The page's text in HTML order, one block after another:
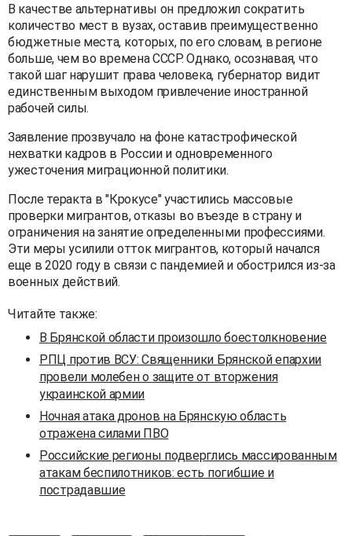
В качестве альтернативы он предложил сократить
количество мест в вузах, оставив преимущественно
бюджетные места, которых, по его словам, в регионе
больше, чем во времена СССР. Однако, осознавая, что
такой шаг нарушит права человека, губернатор видит
единственным выходом привлечение иностранной
рабочей силы.
Заявление прозвучало на фоне катастрофической
нехватки кадров в России и одновременного
ужесточения миграционной политики.
После теракта в "Крокусе" участились массовые
проверки мигрантов, отказы во въезде в страну и
ограничения на занятие определенными профессиями.
Эти меры усилили отток мигрантов, который начался
еще в 2020 году в связи с пандемией и обострился из-за
военных действий.
Читайте также:
В Брянской области произошло боестолкновение
РПЦ против ВСУ: Священники Брянской епархии
провели молебен о защите от вторжения
украинской армии
Ночная атака дронов на Брянскую область
отражена силами ПВО
Российские регионы подверглись массированным
атакам беспилотников: есть погибшие и
пострадавшие